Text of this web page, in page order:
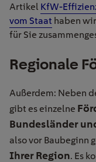
Artikel KfW-
vom Staat haben
für Sie
Regionale
Außerdem: Neben
gibt es einzelne
Bundesländer
also vor Baubeginn
Ihrer Region. Es